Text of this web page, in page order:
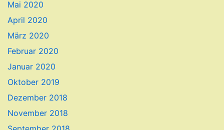
Mai 2020
April 2020
März 2020
Februar 2020
Januar 2020
Oktober 2019
Dezember 2018
November 2018